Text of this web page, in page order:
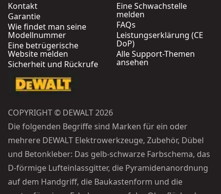
Kontakt
Garantie
Wie findet man seine
Modellnummer
Eine betrügerische
Website melden
Sicherheit und Rückrufe
Eine Schwachstelle
melden
FAQs
Leistungserklärung (CE
DoP)
Alle Support-Themen
ansehen
COPYRIGHT © DEWALT 2026
Die folgenden Begriffe sind Marken für ein oder
mehrere DEWALT Elektrowerkzeuge, Zubehör, Dübel
und Betonkleber: Das gelb-schwarze Farbschema, das
D-förmige Lufteinlassgitter, die Pyramidenanordnung
auf dem Handgriff, die Baukastenform und die